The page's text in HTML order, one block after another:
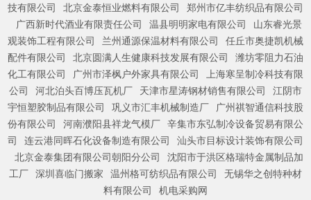
技有限公司
北京金泰恒业燃料有限公司
郑州市亿丰纺织品有限公司
广西新时代酒业有限责任公司
温县明明家电有限公司
山东睿光景
观装饰工程有限公司
兰州通源保温材料有限公司
任丘市奥捷凯机械
配件有限公司
北京圆满人生健康科技发展有限公司
潍坊零阻力石油
化工有限公司
广州市泽枫户外家具有限公司
上海寒呈制冷科技有限
公司
河北泊头百博压瓦机厂 天津市星涛钢材销售有限公司
江阴市
宇恒塑胶制品有限公司
巩义市汇丰机械制造厂
广州祺智通信科技股
份有限公司
河南濮阳县祥龙气模厂 辛集市东弘制冷设备贸易有限公
司
连云港同晖石化设备制造有限公司
汕头市目标设计装饰有限公司
北京金泰集团有限公司朝阳分公司
沈阳市于洪区格瑞特金属制品加
工厂 深圳喜临门搬家 温州格可纺织品有限公司
无锡华之创特种材
料有限公司
机电采购网